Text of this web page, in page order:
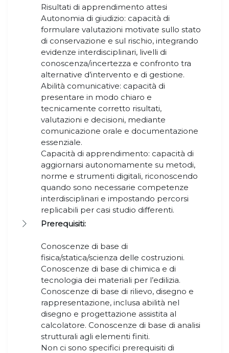
Risultati di apprendimento attesi
Autonomia di giudizio: capacità di
formulare valutazioni motivate sullo stato
di conservazione e sul rischio, integrando
evidenze interdisciplinari, livelli di
conoscenza/incertezza e confronto tra
alternative d’intervento e di gestione.
Abilità comunicative: capacità di
presentare in modo chiaro e
tecnicamente corretto risultati,
valutazioni e decisioni, mediante
comunicazione orale e documentazione
essenziale.
Capacità di apprendimento: capacità di
aggiornarsi autonomamente su metodi,
norme e strumenti digitali, riconoscendo
quando sono necessarie competenze
interdisciplinari e impostando percorsi
replicabili per casi studio differenti.
Prerequisiti:
Conoscenze di base di
fisica/statica/scienza delle costruzioni.
Conoscenze di base di chimica e di
tecnologia dei materiali per l’edilizia.
Conoscenze di base di rilievo, disegno e
rappresentazione, inclusa abilità nel
disegno e progettazione assistita al
calcolatore. Conoscenze di base di analisi
strutturali agli elementi finiti.
Non ci sono specifici prerequisiti di